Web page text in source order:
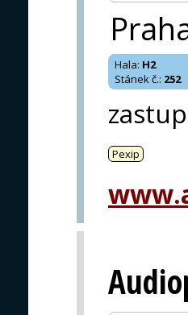
Hala: H2
Stánek č.: 252
Pexip